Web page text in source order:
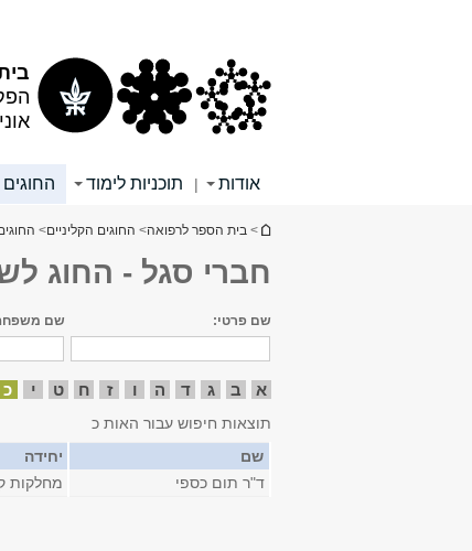
אודות | תוכניות לימוד החוגים
הינך נמצא כאן
> בית הספר לרפואה> החוגים הקליניים>
חברי סגל - החוג
שם פרטי: שם
א ב ג ד ה ו ז ח ט י כ
תוצאות חיפוש עבור האות כ
שם
יחידה
ד"ר תום כספי
מחלקות